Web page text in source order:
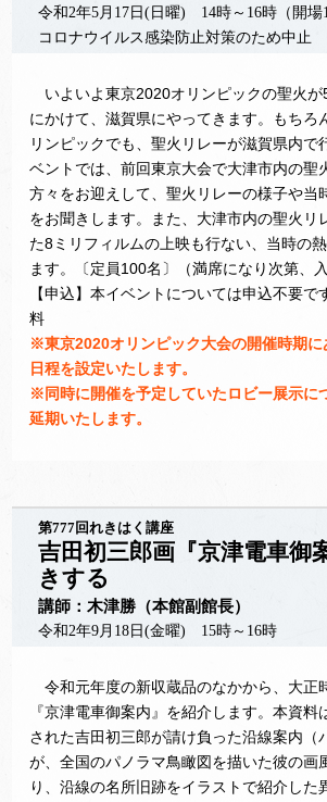
令和2年5月17日(日曜) 14時～16時（開
コロナウイルス感染防止対策のため中止
いよいよ東京2020オリンピックの聖火が
にかけて、滋賀県にやってきます。もちろ
リンピックでも、聖火リレーが滋賀県内で
ベントでは、前回東京大会で大津市内の聖
方々をお迎えして、聖火リレーの様子や当
をお聞きします。また、大津市内の聖火リ
た8ミリフィルムの上映も行ない、当時の
ます。〔定員100名〕（満席になり次第、
【申込】本イベントについては申込不要で
料
※東京2020オリンピック大会の開催時期に
日程を設定いたします。
※同時に開催を予定していたロビー展示に
延期いたします。
第777回れきはく講座
吉田初三郎画『京津電車御
きする
講師：木津勝（本館副館長）
令和2年9月18日(金曜) 15時～16時
令和元年度の新収蔵品のなかから、大正
『京津電車御案内』を紹介します。本資料
された吉田初三郎が請け負った沿線案内（
が、全国のパノラマ鳥瞰図を描いた彼の画
り、沿線の名所旧跡をイラストで紹介した